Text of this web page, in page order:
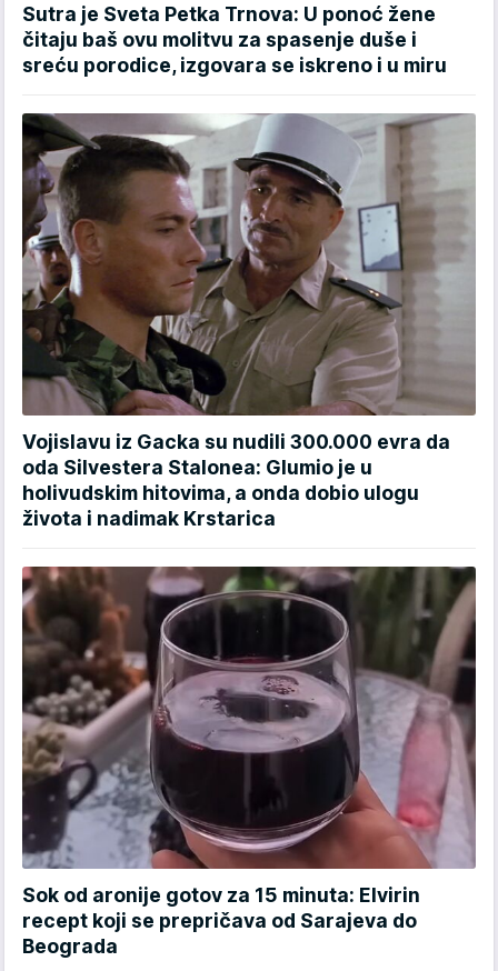
Sutra je Sveta Petka Trnova: U ponoć žene
čitaju baš ovu molitvu za spasenje duše i
sreću porodice, izgovara se iskreno i u miru
Vojislavu iz Gacka su nudili 300.000 evra da
oda Silvestera Stalonea: Glumio je u
holivudskim hitovima, a onda dobio ulogu
života i nadimak Krstarica
Sok od aronije gotov za 15 minuta: Elvirin
recept koji se prepričava od Sarajeva do
Beograda